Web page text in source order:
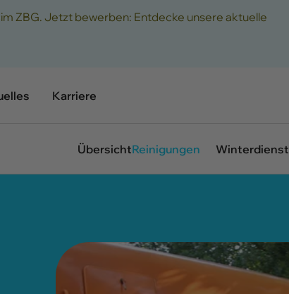
ZBG. Jetzt bewerben: Entdecke unsere aktuelle
Karriere
ÜbersichtReinigungen Winterdienst